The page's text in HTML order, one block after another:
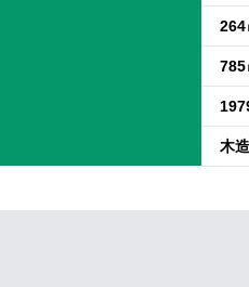
264
785
木造